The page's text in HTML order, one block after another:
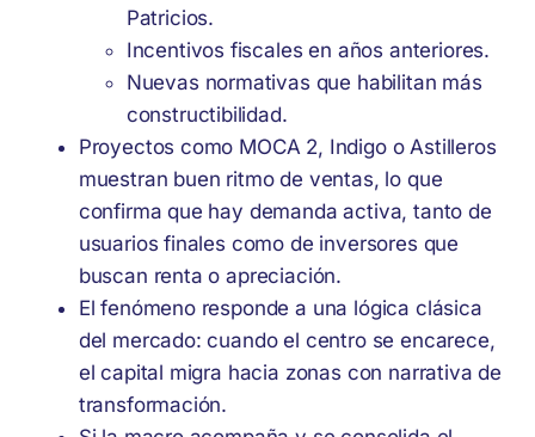
Patricios.
Incentivos fiscales en años anteriores.
Nuevas normativas que habilitan más
constructibilidad.
Proyectos como MOCA 2, Indigo o Astilleros
muestran buen ritmo de ventas, lo que
confirma que hay demanda activa, tanto de
usuarios finales como de inversores que
buscan renta o apreciación.
El fenómeno responde a una lógica clásica
del mercado: cuando el centro se encarece,
el capital migra hacia zonas con narrativa de
transformación.